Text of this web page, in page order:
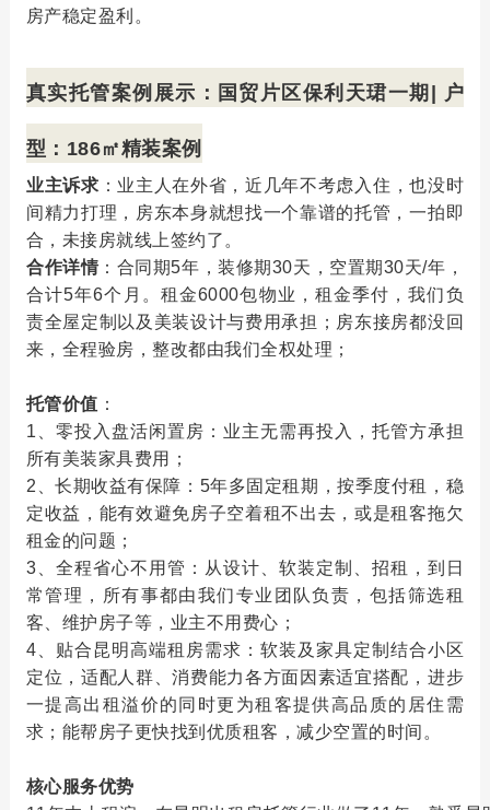
房产稳定盈利。
真实托管案例展示：国贸片区保利天珺一期| 户
型：186㎡精装案例
业主诉求 ：业主人在外省，近几年不考虑入住，也没时
间精力打理，房东本身就想找一个靠谱的托管，一拍即
合， 未接房就线上签约了 。
合作详情：合同期5年，装修期30天，空置期30天/年，
合计5年6个月。租金6000包物业，租金季付，我们负
责全屋定制以及美装设计与费用承担；房东接房都没回
来，全程验房，整改都由我们全权处理；
托管价值 ：
1、零投入盘活闲置房：业主无需再投入，托管方承担
所有美装家具费用；
2、长期收益有保障：5年多固定租期，按季度付租，稳
定收益，能有效避免房子空着租不出去，或是租客拖欠
租金的问题；
3、全程省心不用管：从设计、软装定制、招租，到日
常管理，所有事都由我们专业团队负责，包括筛选租
客、维护房子等，业主不用费心；
4、贴合昆明高端租房需求：软装及家具定制结合小区
定位，适配人群、消费能力各方面因素适宜搭配，进步
一提高出租溢价的同时更为租客提供高品质的居住需
求；能帮房子更快找到优质租客，减少空置的时间。
核心服务优势